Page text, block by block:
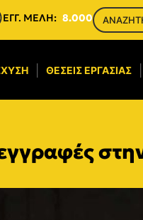
ΕΓΓ. ΜΕΛΗ: 8.000
ΘΈΣΕΙΣ ΕΡΓΑΣΊΑΣ